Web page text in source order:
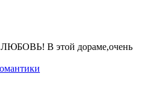
В этой дораме,очень